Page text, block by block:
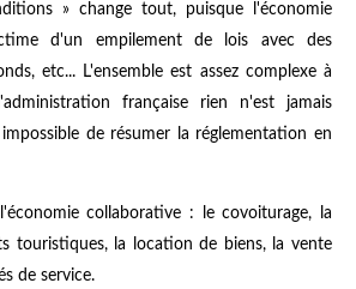
» change tout, puisque l'économie
d'un empilement de lois avec des
etc... L'ensemble est assez complexe à
française rien n'est jamais
de résumer la réglementation en
collaborative : le covoiturage, la
touristiques, la location de biens, la vente
de service.